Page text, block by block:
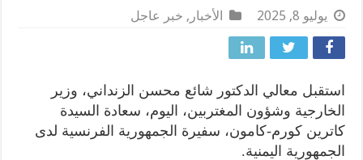
يوليو 8, 2025 الأخبار , خبر عاجل
استقبل معالي الدكتور شائع محسن الزنداني، وزير
الخارجية وشؤون المغتربين، اليوم، سعادة السيدة
كاترين كورم-كامون، سفيرة الجمهورية الفرنسية لدى
الجمهورية اليمنية.